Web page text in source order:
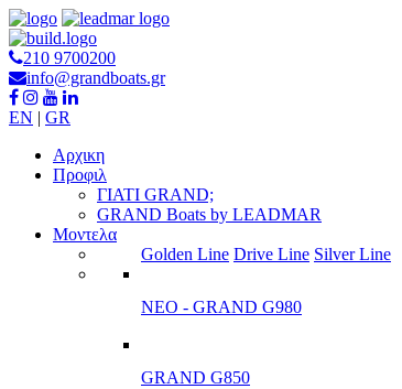
210 9700200
info@grandboats.gr
EN | GR
Αρχικη
Προφιλ
ΓΙΑΤΙ GRAND;
GRAND Boats by LEADMAR
Μοντελα
Golden Line Drive Line Silver Line
ΝΕΟ - GRAND G980
GRAND G850